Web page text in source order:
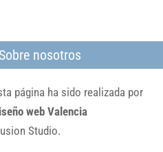
Sobre nosotros
página ha sido realizada por
web Valencia
Studio.